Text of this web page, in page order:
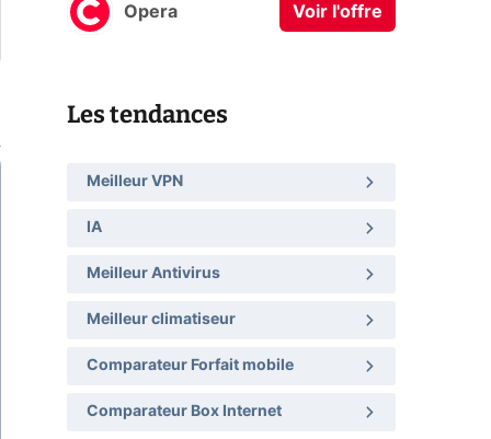
Opera Voir l'offre
Les tendances
Meilleur VPN
IA
Meilleur Antivirus
Meilleur climatiseur
Comparateur Forfait mobile
Comparateur Box Internet